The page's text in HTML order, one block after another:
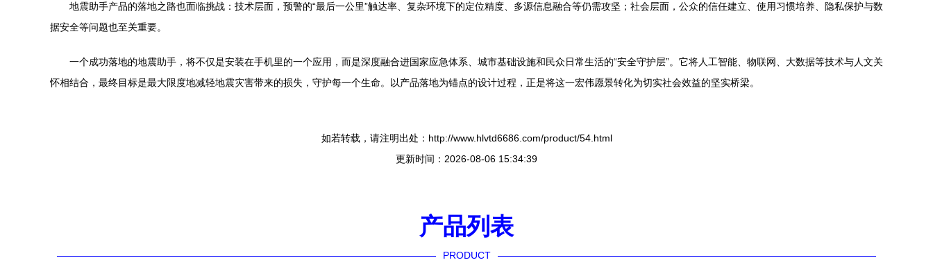
地震助手产品的落地之路也面临挑战：技术层面，预警的“最后一公里”触达率、复杂环境下的定位精度、多源信息融合等仍需攻坚；社会层面，公众的信任建立、使用习惯培养、隐私保护与数
据安全等问题也至关重要。
一个成功落地的地震助手，将不仅是安装在手机里的一个应用，而是深度融合进国家应急体系、城市基础设施和民众日常生活的“安全守护层”。它将人工智能、物联网、大数据等技术与人文关
怀相结合，最终目标是最大限度地减轻地震灾害带来的损失，守护每一个生命。以产品落地为锚点的设计过程，正是将这一宏伟愿景转化为切实社会效益的坚实桥梁。
如若转载，请注明出处：http://www.hlvtd6686.com/product/54.html
更新时间：2026-08-06 15:34:39
产品列表
PRODUCT